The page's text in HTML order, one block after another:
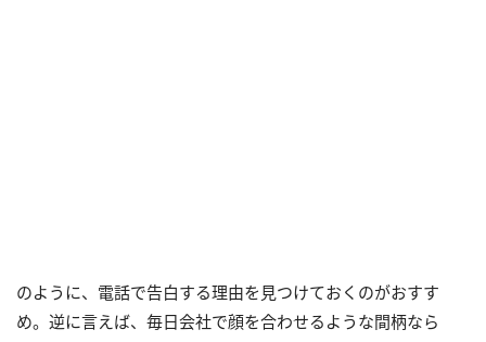
のように、電話で告白する理由を見つけておくのがおすす
め。逆に言えば、毎日会社で顔を合わせるような間柄なら